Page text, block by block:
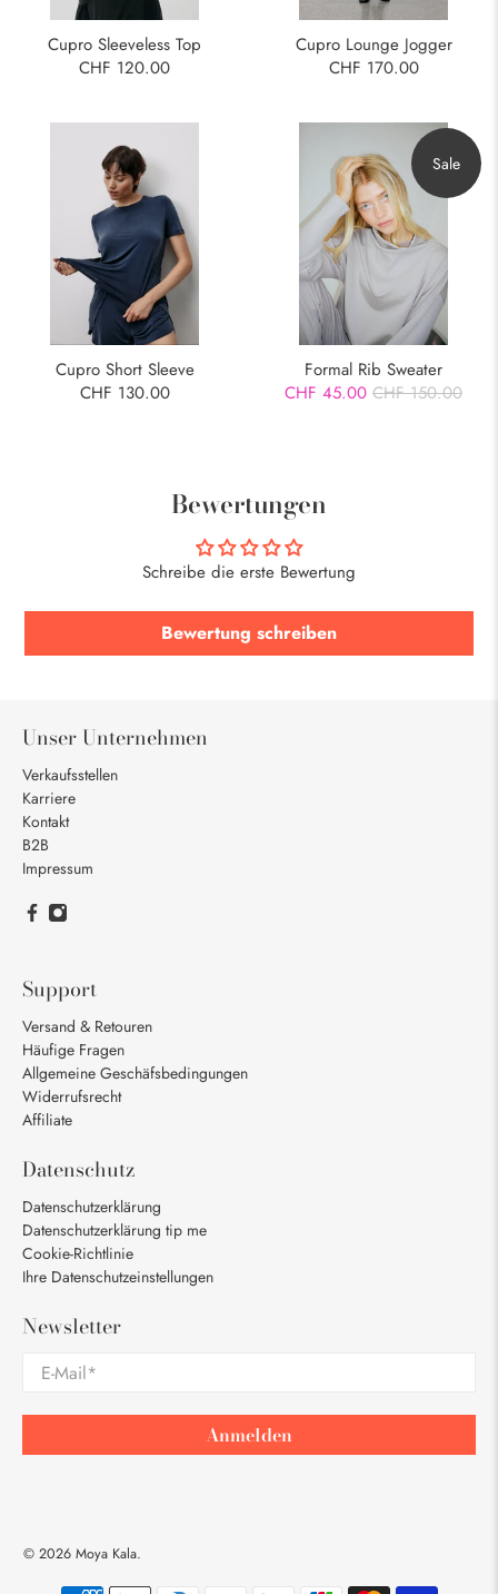
Cupro Sleeveless Top
CHF 120.00
Cupro Lounge Jogger
CHF 170.00
Cupro Short Sleeve
CHF 130.00
Sale
Formal Rib Sweater
CHF 45.00 CHF 150.00
Bewertungen
Schreibe die erste Bewertung
Bewertung schreiben
Unser Unternehmen
Verkaufsstellen
Karriere
Kontakt
B2B
Impressum
Support
Versand & Retouren
Häufige Fragen
Allgemeine Geschäfsbedingungen
Widerrufsrecht
Affiliate
Datenschutz
Datenschutzerklärung
Datenschutzerklärung tip me
Cookie-Richtlinie
Ihre Datenschutzeinstellungen
Newsletter
E-Mail*
Anmelden
© 2026Moya Kala.